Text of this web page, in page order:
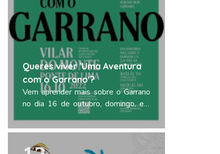
Queres viver 'Uma Aventura
com o Garrano'?
Vem aprender mais sobre o Garrano
no dia 16 de outubro, domingo, em
Vilar do Monte (Ponte de Lima)!
Participa num desafiante peddy-
cavalo especial.O Garrano, o último
Ler mais